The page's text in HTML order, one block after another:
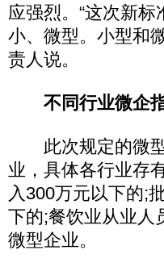
应强烈。“这次新
小、微型。小型和
责人说。
不同行业微企
此次规定的微型
业，具体各行业存
入300万元以下的;
下的;餐饮业从业人
微型企业。